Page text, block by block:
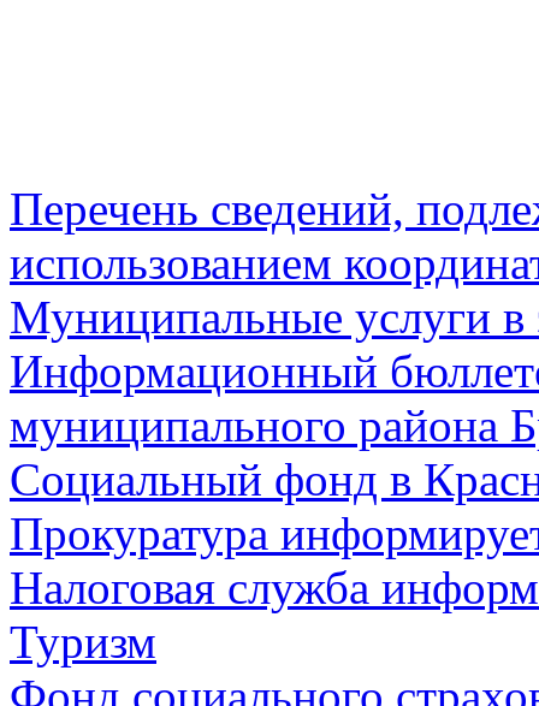
Перечень сведений,
использованием
Муниципальные услуги в
Информационный
муниципального района
Социальный фонд в
Прокуратура
Налоговая служба
Туризм
Фонд социального